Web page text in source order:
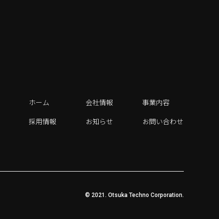
ホーム 会社情報
事業内容
採用情報
お知らせ お問い合わせ
© 2021. Otsuka Techno Corporation.